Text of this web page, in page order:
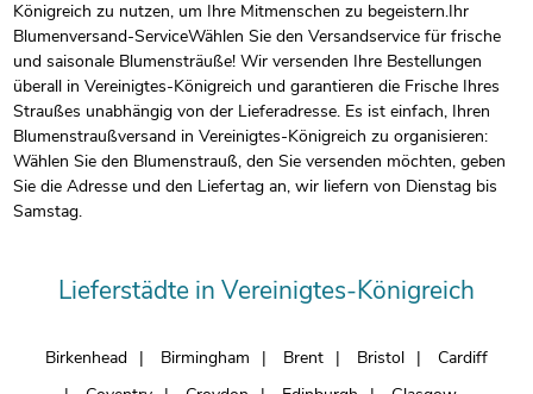
Königreich zu nutzen, um Ihre Mitmenschen zu begeistern.Ihr
Blumenversand-ServiceWählen Sie den Versandservice für frische
und saisonale Blumensträuße! Wir versenden Ihre Bestellungen
überall in Vereinigtes-Königreich und garantieren die Frische Ihres
Straußes unabhängig von der Lieferadresse. Es ist einfach, Ihren
Blumenstraußversand in Vereinigtes-Königreich zu organisieren:
Wählen Sie den Blumenstrauß, den Sie versenden möchten, geben
Sie die Adresse und den Liefertag an, wir liefern von Dienstag bis
Samstag.
Lieferstädte in Vereinigtes-Königreich
Birkenhead Birmingham Brent Bristol
Cardiff